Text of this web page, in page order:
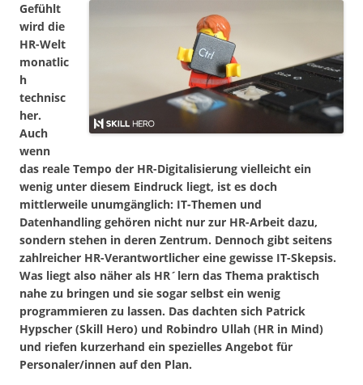
Gefühlt
wird die
HR-Welt
monatlic
h
technisc
her.
Auch
wenn
das reale Tempo der HR-Digitalisierung vielleicht ein
wenig unter diesem Eindruck liegt, ist es doch
mittlerweile unumgänglich: IT-Themen und
Datenhandling gehören nicht nur zur HR-Arbeit dazu,
sondern stehen in deren Zentrum. Dennoch gibt seitens
zahlreicher HR-Verantwortlicher eine gewisse IT-Skepsis.
Was liegt also näher als HR´lern das Thema praktisch
nahe zu bringen und sie sogar selbst ein wenig
programmieren zu lassen. Das dachten sich Patrick
Hypscher (Skill Hero) und Robindro Ullah (HR in Mind)
und riefen kurzerhand ein spezielles Angebot für
Personaler/innen auf den Plan.